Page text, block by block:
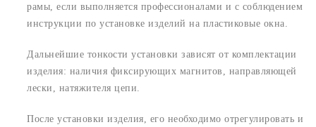
рамы, если выполняется профессионалами и с соблюдением
инструкции по установке изделий на пластиковые окна.
Дальнейшие тонкости установки зависят от комплектации
изделия: наличия фиксирующих магнитов, направляющей
лески, натяжителя цепи.
После установки изделия, его необходимо отрегулировать и